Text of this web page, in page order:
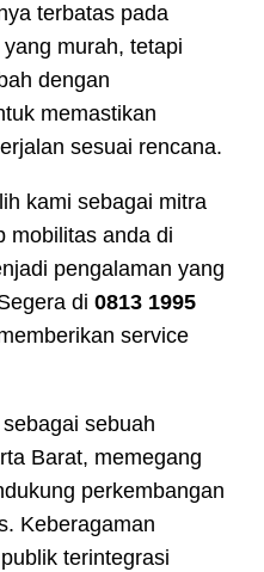
terbatas pada
murah, tetapi
dengan
memastikan
sesuai rencana.
kami sebagai mitra
mobilitas anda di
pengalaman yang
di 0813 1995
service
sebuah
Barat, memegang
perkembangan
Keberagaman
terintegrasi